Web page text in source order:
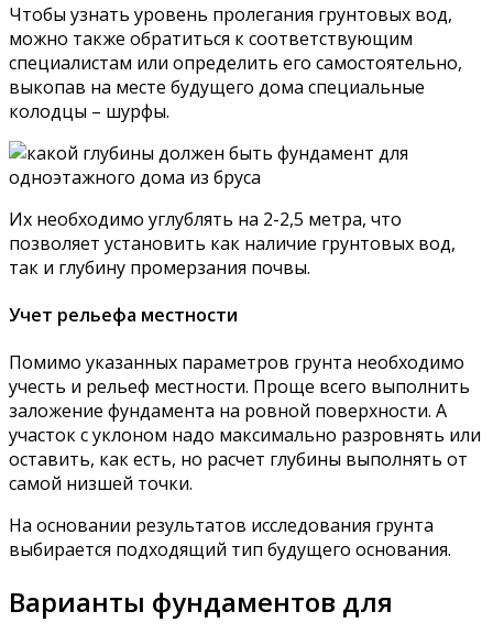
Чтобы узнать уровень пролегания грунтовых вод,
можно также обратиться к соответствующим
специалистам или определить его самостоятельно,
выкопав на месте будущего дома специальные
колодцы – шурфы.
Их необходимо углублять на 2-2,5 метра, что
позволяет установить как наличие грунтовых вод,
так и глубину промерзания почвы.
Учет рельефа местности
Помимо указанных параметров грунта необходимо
учесть и рельеф местности. Проще всего выполнить
заложение фундамента на ровной поверхности. А
участок с уклоном надо максимально разровнять или
оставить, как есть, но расчет глубины выполнять от
самой низшей точки.
На основании результатов исследования грунта
выбирается подходящий тип будущего основания.
Варианты фундаментов для